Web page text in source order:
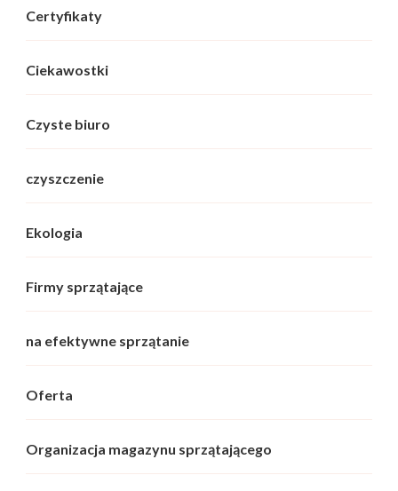
Certyfikaty
Ciekawostki
Czyste biuro
czyszczenie
Ekologia
Firmy sprzątające
na efektywne sprzątanie
Oferta
Organizacja magazynu sprzątającego